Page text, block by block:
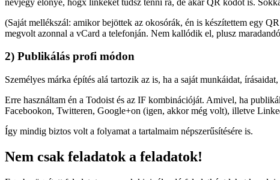
(Saját mellékszál: amikor bejöttek az okosórák, én is készítettem egy
megvolt azonnal a vCard a telefonján. Nem kallódik el, plusz
2) Publikálás profi módon
Személyes márka építés alá tartozik az is, ha a saját munkáidat,
Erre használtam én a Todoist és az IF kombinációját. Amivel, ha
Facebookon, Twitteren, Google+on (igen, akkor még volt), illetve
Így mindig biztos volt a folyamat a tartalmaim népszerűsítésére is.
Nem csak feladatok a feladatok!